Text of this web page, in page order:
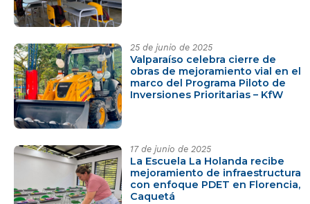
25 de junio de 2025
Valparaíso celebra cierre de
obras de mejoramiento vial en el
marco del Programa Piloto de
Inversiones Prioritarias – KfW
17 de junio de 2025
La Escuela La Holanda recibe
mejoramiento de infraestructura
con enfoque PDET en Florencia,
Caquetá